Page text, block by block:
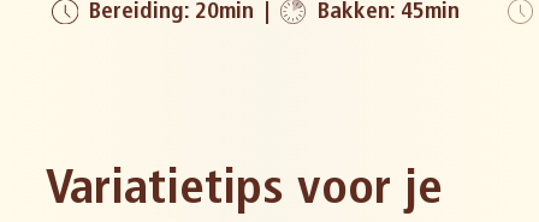
Bereiding: 20min Bakken: 45min
Variatietips voor je